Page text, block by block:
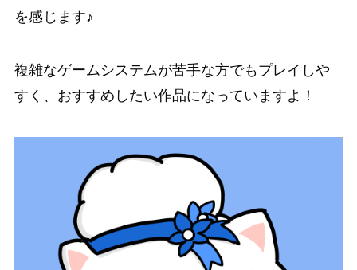
を感じます♪
複雑なゲームシステムが苦手な方でもプレイしや
すく、おすすめしたい作品になっていますよ！